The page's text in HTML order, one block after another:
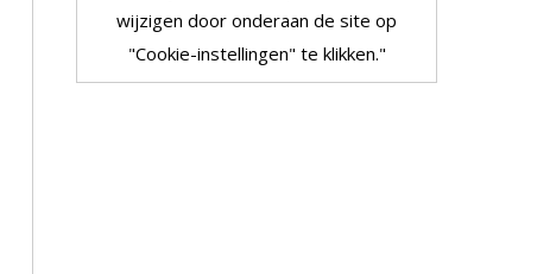
wijzigen door onderaan de site op
"Cookie-instellingen" te klikken."